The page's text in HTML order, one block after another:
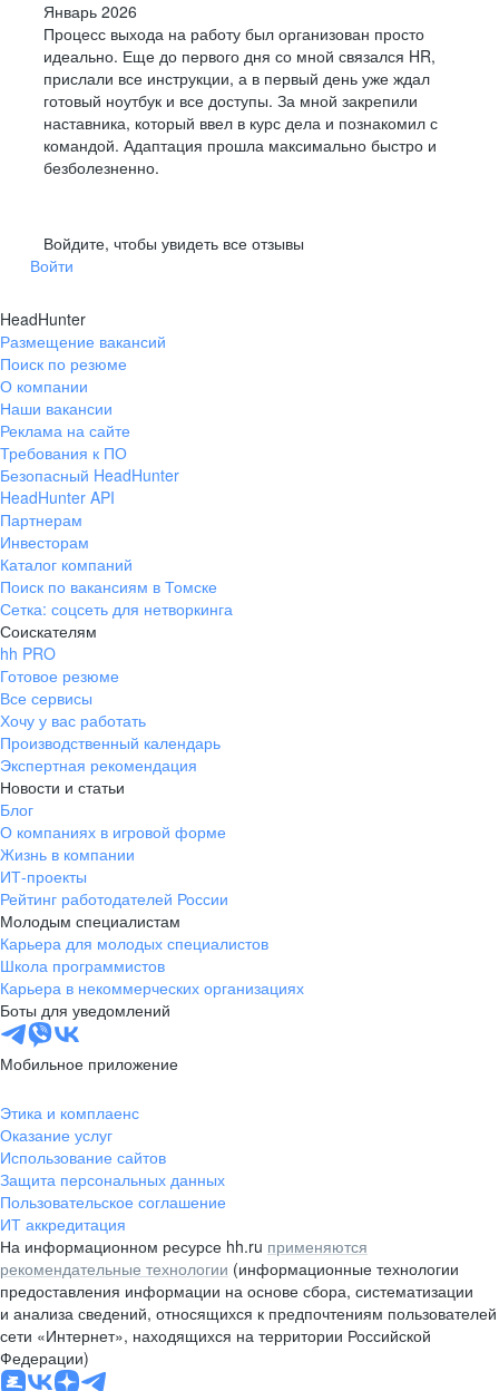
Январь 2026
Процесс выхода на работу был организован просто
идеально. Еще до первого дня со мной связался HR,
прислали все инструкции, а в первый день уже ждал
готовый ноутбук и все доступы. За мной закрепили
наставника, который ввел в курс дела и познакомил с
командой. Адаптация прошла максимально быстро и
безболезненно.
Войдите, чтобы увидеть все отзывы
Войти
HeadHunter
Размещение вакансий
Поиск по резюме
О компании
Наши вакансии
Реклама на сайте
Требования к ПО
Безопасный HeadHunter
HeadHunter API
Партнерам
Инвесторам
Каталог компаний
Поиск по вакансиям в Томске
Сетка: соцсеть для нетворкинга
Соискателям
hh PRO
Готовое резюме
Все сервисы
Хочу у вас работать
Производственный календарь
Экспертная рекомендация
Новости и статьи
Блог
О компаниях в игровой форме
Жизнь в компании
ИТ-проекты
Рейтинг работодателей России
Молодым специалистам
Карьера для молодых специалистов
Школа программистов
Карьера в некоммерческих организациях
Боты для уведомлений
Мобильное приложение
Этика и комплаенс
Оказание услуг
Использование сайтов
Защита персональных данных
Пользовательское соглашение
ИТ аккредитация
На информационном ресурсе hh.ru применяются
рекомендательные технологии (информационные технологии
предоставления информации на основе сбора, систематизации
и анализа сведений, относящихся к предпочтениям пользователей
сети «Интернет», находящихся на территории Российской
Федерации)